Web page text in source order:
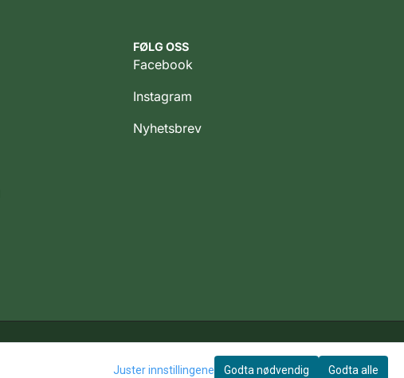
FØLG OSS
Facebook
Instagram
Nyhetsbrev
© 2026 Rotate AS Org Nr. 912 004 899
Juster innstillingene Godta nødvendig Godta alle